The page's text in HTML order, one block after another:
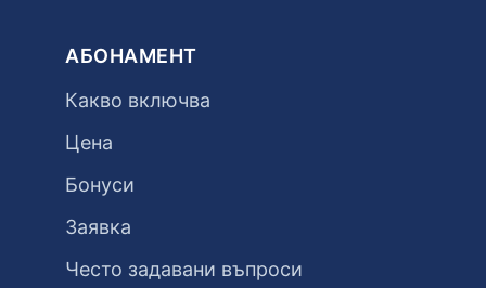
АБОНАМЕНТ
Какво включва
Цена
Бонуси
Заявка
Често задавани въпроси